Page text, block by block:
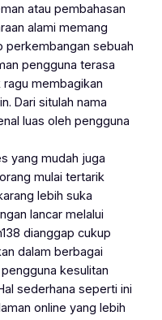
atau pembahasan
alami memang
perkembangan sebuah
pengguna terasa
membagikan
Dari situlah nama
luas oleh pengguna
yang mudah juga
mulai tertarik
lebih suka
lancar melalui
dianggap cukup
dalam berbagai
kesulitan
sederhana seperti ini
online yang lebih